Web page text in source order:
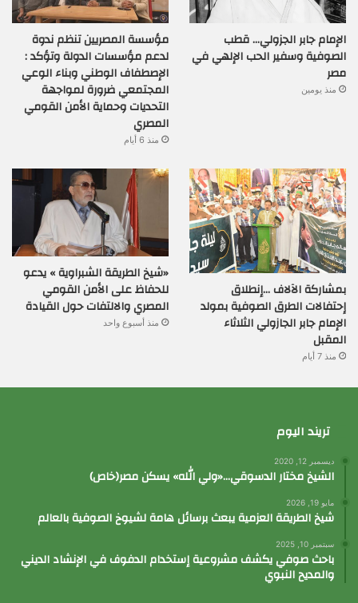
الإمام جابر الجزولي… قطب
الصوفية وسفير الحب الإلهي في
مصر
منذ يومين
مؤسسة المصريين تنظم ندوة
لدعم مؤسسات الدولة وتؤكد :
الإصطفاف الوطني وبناء الوعي
المجتمعي ضرورة لمواجهة
التحديات وحماية الأمن القومي
المصري
منذ 6 أيام
بمشاركة الآلاف …إنطلاق
إحتفالات الطرق الصوفية بمولد
الإمام جابر الجازولي الثلاثاء
المقبل
منذ 7 أيام
«شيخ الطريقة الشبراوية » يدعو
للحفاظ على الأمن القومي
المصري والالتفات حول القيادة
منذ أسبوع واحد
تريند اليوم
ديسمبر 12, 2020
الشيخ مختار الدسوقي…«ولي الله» يسكن مصر(خاص)
مايو 19, 2026
شيخ الطريقة العزمية يبعث برسائل هامة لشيوخ الصوفية بالعالم
سبتمبر 10, 2025
باحث صوفي يكشف مشروعية إستخدام الدفوف في الإنشاد الديني
والمديح النبوي